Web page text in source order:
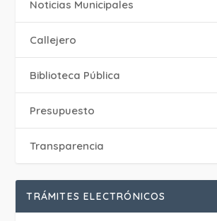
‎Noticias Municipales
Callejero
Biblioteca Pública
Presupuesto
Transparencia
TRÁMITES ELECTRÓNICOS